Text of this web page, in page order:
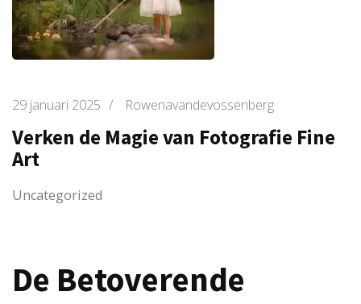
29 januari 2025 / Rowenavandevossenberg
Verken de Magie van Fotografie Fine
Art
Uncategorized
De Betoverende